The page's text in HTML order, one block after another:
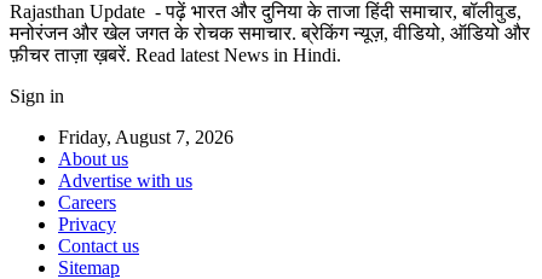
Rajasthan Update - पढ़ें भारत और दुनिया के ताजा हिंदी समाचार, बॉलीवुड,
मनोरंजन और खेल जगत के रोचक समाचार. ब्रेकिंग न्यूज़, वीडियो, ऑडियो और
फ़ीचर ताज़ा ख़बरें. Read latest News in Hindi.
Sign in
Friday, August 7, 2026
About us
Advertise with us
Careers
Privacy
Contact us
Sitemap